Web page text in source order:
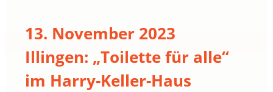
13. November 2023
Illingen: „Toilette für alle“
im Harry-Keller-Haus